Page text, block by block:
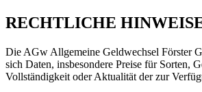
RECHTLICHE
Die AGw Allgemeine Geldwechsel Förster
sich Daten, insbesondere Preise für Sorten,
Vollständigkeit oder Aktualität der zur